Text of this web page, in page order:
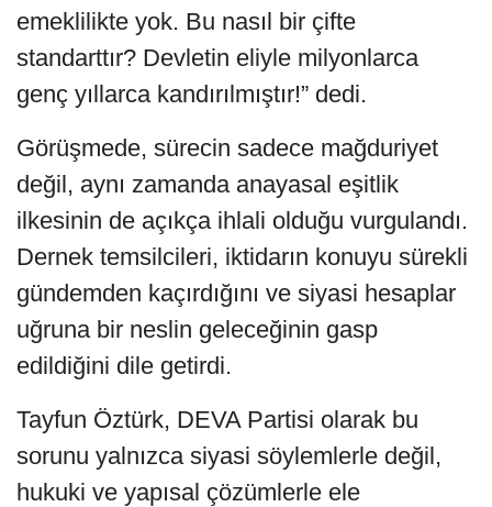
emeklilikte yok. Bu nasıl bir çifte
standarttır? Devletin eliyle milyonlarca
genç yıllarca kandırılmıştır!” dedi.
Görüşmede, sürecin sadece mağduriyet
değil, aynı zamanda anayasal eşitlik
ilkesinin de açıkça ihlali olduğu vurgulandı.
Dernek temsilcileri, iktidarın konuyu sürekli
gündemden kaçırdığını ve siyasi hesaplar
uğruna bir neslin geleceğinin gasp
edildiğini dile getirdi.
Tayfun Öztürk, DEVA Partisi olarak bu
sorunu yalnızca siyasi söylemlerle değil,
hukuki ve yapısal çözümlerle ele